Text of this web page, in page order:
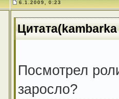
6.1.2009, 0:23
Посмотрел
заросло?